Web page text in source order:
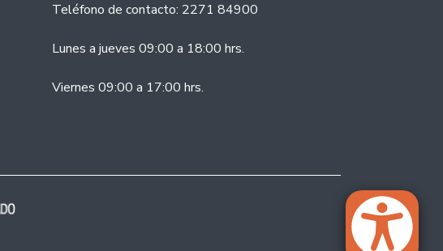
Teléfono de contacto: 2271 84900
Lunes a jueves 09:00 a 18:00 hrs.
Viernes 09:00 a 17:00 hrs.